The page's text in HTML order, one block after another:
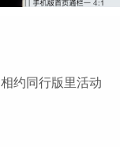
约同行版里活动